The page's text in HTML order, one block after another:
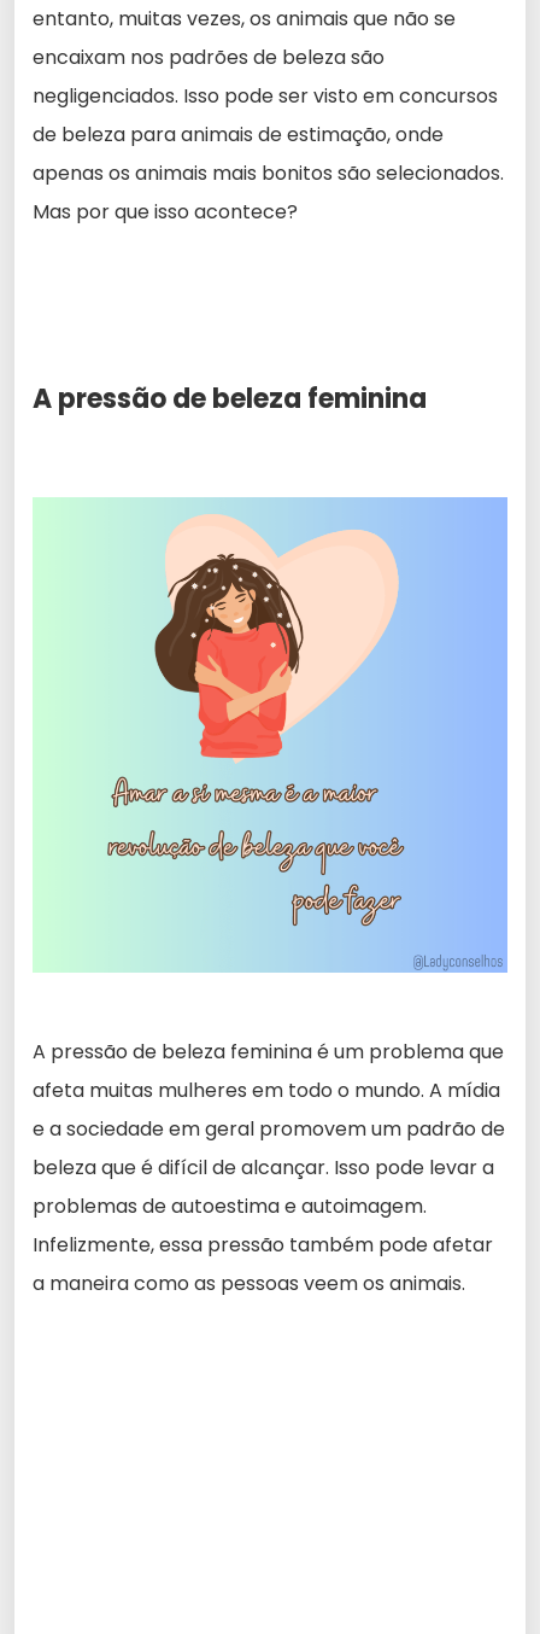
entanto, muitas vezes, os animais que não se
encaixam nos padrões de beleza são
negligenciados. Isso pode ser visto em concursos
de beleza para animais de estimação, onde
apenas os animais mais bonitos são selecionados.
Mas por que isso acontece?
A pressão de beleza feminina
A pressão de beleza feminina é um problema que
afeta muitas mulheres em todo o mundo. A mídia
e a sociedade em geral promovem um padrão de
beleza que é difícil de alcançar. Isso pode levar a
problemas de autoestima e autoimagem.
Infelizmente, essa pressão também pode afetar
a maneira como as pessoas veem os animais.